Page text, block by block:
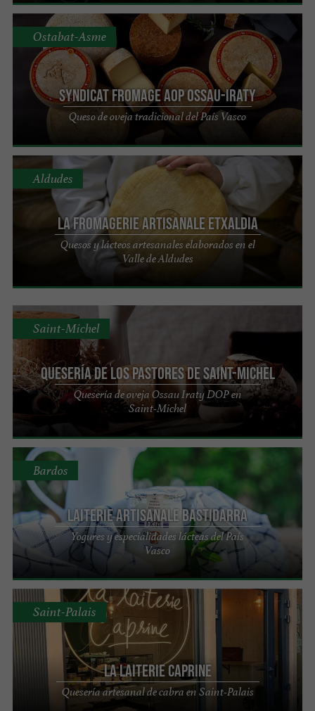
Syndicat Fromage AOP Ossau-Iraty
Queso de oveja tradicional del País Vasco
Ostabat-Asme
La Fromagerie Artisanale ETXALDIA
Quesos y lácteos artesanales elaborados en el
Valle de Aldudes
Aldudes
Quesería de los pastores de Saint-Michel
Quesería de oveja Ossau Iraty DOP en
Saint-Michel
Saint-Michel
Laiterie artisanale Bastidarra
Yogures y especialidades lácteas del País
Vasco
Bardos
La Laiterie Caprine
Quesería artesanal de cabra en Saint-Palais
Saint-Palais